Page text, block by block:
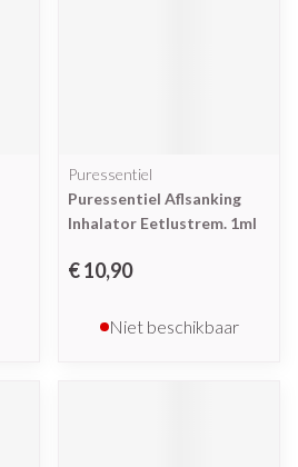
Puressentiel
Puressentiel Aflsanking
Inhalator Eetlustrem. 1ml
€ 10,90
Niet beschikbaar